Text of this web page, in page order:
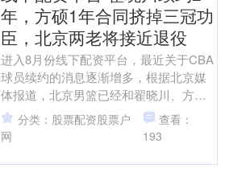
年，方硕1年合同挤掉三冠功
臣，北京两老将接近退役
进入8月份线下配资平台，最近关于CBA
球员续约的消息逐渐增多，根据北京媒
体报道，北京男篮已经和翟晓川、方硕
完成续约，前者两年合同，后者1年，两
人拿的都是老将合同....
分类：股票配资股票户
网
查看：
193